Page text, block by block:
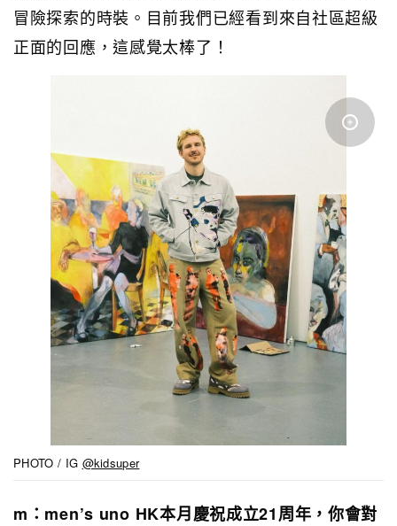
冒險探索的時裝。目前我們已經看到來自社區超級
正面的回應，這感覺太棒了！
PHOTO / IG @kidsuper
m：men’s uno HK本月慶祝成立21周年，你會對